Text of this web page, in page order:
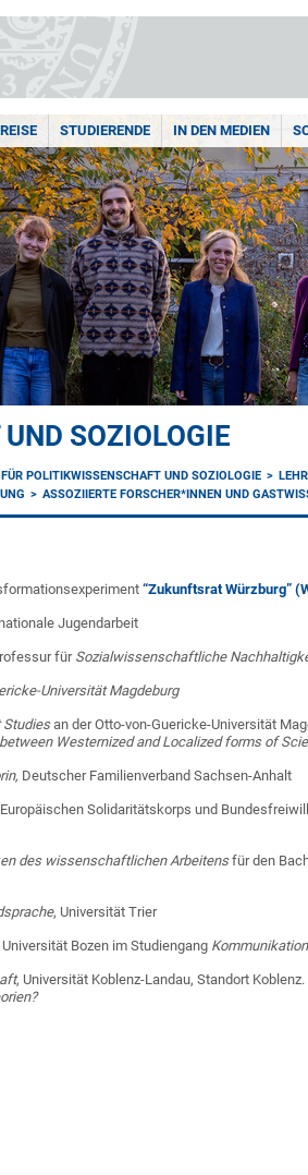
STUDIERENDE IN DEN MEDIEN
SOZIOLOGIE
POLITIKWISSENSCHAFT UND SOZIOLOGIE
ASSOZIIERTE FORSCHER*INNEN UND
“Zukunftsrat Würzburg”
Jugendarbeit
für Sozialwissenschaftliche
Universität Magdeburg
Studiesan der Otto-von-Guericke-Universität
Westernized and Localized forms of
Deutscher Familienverband Sachsen-Anhalt
Solidaritätskorps und
des wissenschaftlichen Arbeitensfür den
, Universität Trier
Bozen im Studiengang
, Universität Koblenz-Landau, Standort